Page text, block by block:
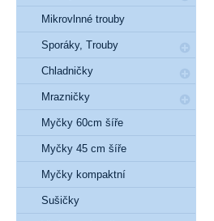
Mikrovlnné trouby
Sporáky, Trouby
Chladničky
Mrazničky
Myčky 60cm šíře
Myčky 45 cm šíře
Myčky kompaktní
Sušičky